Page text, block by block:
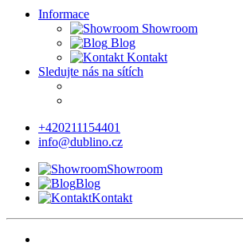
Informace
Showroom
Blog
Kontakt
Sledujte nás na sítích
+420211154401
info@dublino.cz
Showroom
Blog
Kontakt